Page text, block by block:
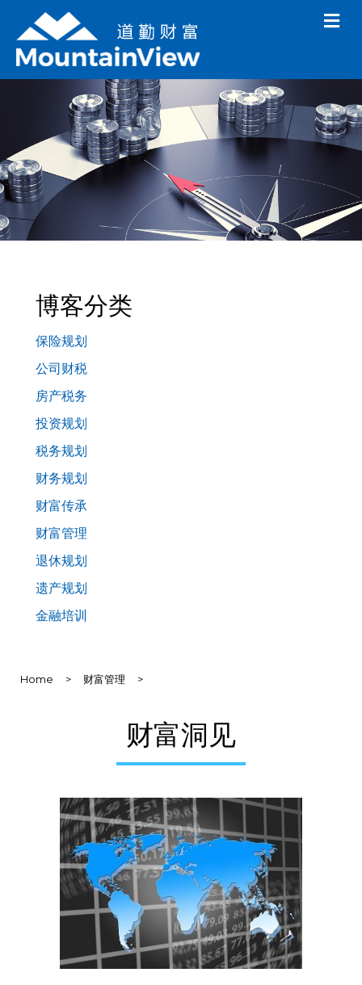
M
e
博客分类
保险规划
公司财税
房产税务
投资规划
税务规划
财务规划
财富传承
财富管理
退休规划
遗产规划
金融培训
Home > 财富管理 >
财富洞见